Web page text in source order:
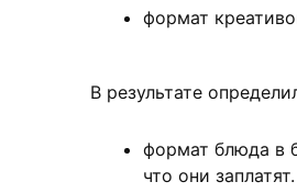
формат
В результате
формат блюда в
что они заплатят.